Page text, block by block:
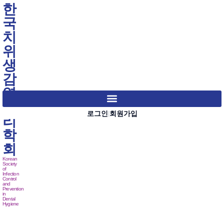
한
국
치
위
생
감
염
관
리
학
회
Korean
Society
of
Infection
Control
and
Prevention
in
Dental
Hygiene
로그인 회원가입